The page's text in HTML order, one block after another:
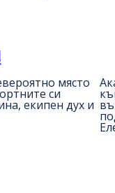
място
си
екипен дух и